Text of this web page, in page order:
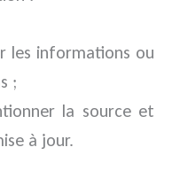
les informations ou
;
la source et
à jour.